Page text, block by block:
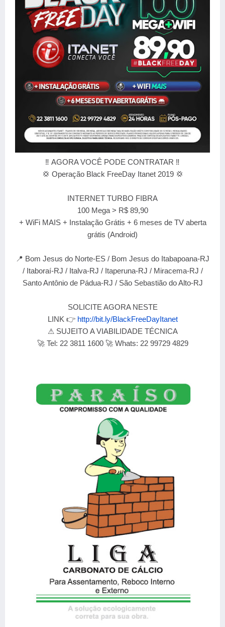
‼ AGORA VOCÊ PODE CONTRATAR ‼
💢 Operação Black FreeDay Itanet 2019 💢
INTERNET TURBO FIBRA
100 Mega > R$ 89,90
+ WiFi MAIS + Instalação Grátis + 6 meses de TV aberta
grátis (Android)
📍 Bom Jesus do Norte-ES / Bom Jesus do Itabapoana-RJ
/ Itaboraí-RJ / Italva-RJ / Itaperuna-RJ / Miracema-RJ /
Santo Antônio de Pádua-RJ / São Sebastião do Alto-RJ
SOLICITE AGORA NESTE
LINK 👉 http://bit.ly/BlackFreeDayItanet
⚠ SUJEITO A VIABILIDADE TÉCNICA
🚀 Tel: 22 3811 1600 🚀 Whats: 22 99729 4829